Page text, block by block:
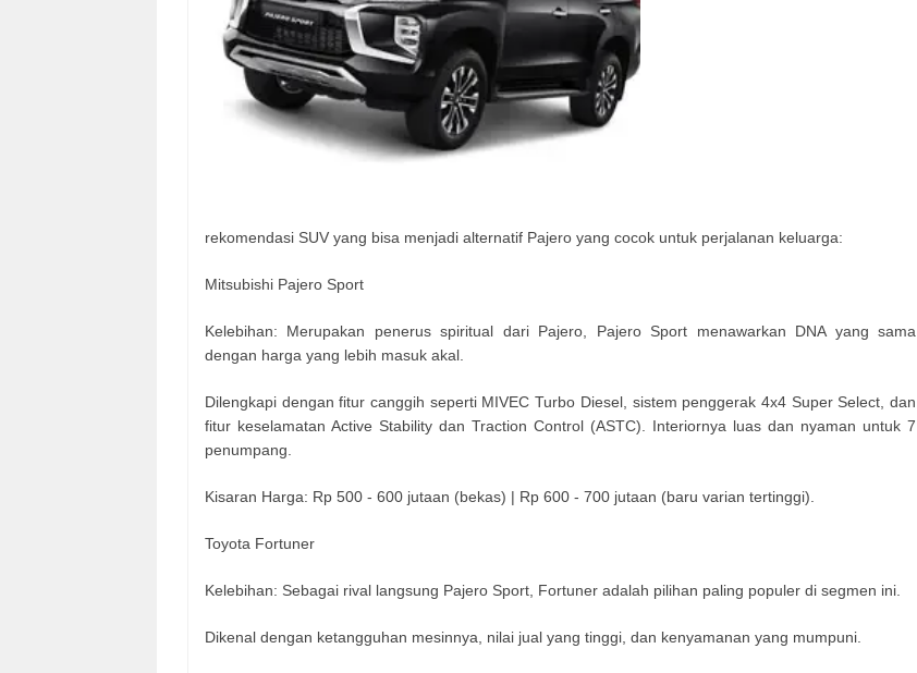
rekomendasi SUV yang bisa menjadi alternatif Pajero yang cocok untuk perjalanan keluarga:
Mitsubishi Pajero Sport
Kelebihan: Merupakan penerus spiritual dari Pajero, Pajero Sport menawarkan DNA yang sama
dengan harga yang lebih masuk akal.
Dilengkapi dengan fitur canggih seperti MIVEC Turbo Diesel, sistem penggerak 4x4 Super Select, dan
fitur keselamatan Active Stability dan Traction Control (ASTC). Interiornya luas dan nyaman untuk 7
penumpang.
Kisaran Harga: Rp 500 - 600 jutaan (bekas) | Rp 600 - 700 jutaan (baru varian tertinggi).
Toyota Fortuner
Kelebihan: Sebagai rival langsung Pajero Sport, Fortuner adalah pilihan paling populer di segmen ini.
Dikenal dengan ketangguhan mesinnya, nilai jual yang tinggi, dan kenyamanan yang mumpuni.